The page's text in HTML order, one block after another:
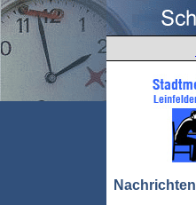
Nachrichten